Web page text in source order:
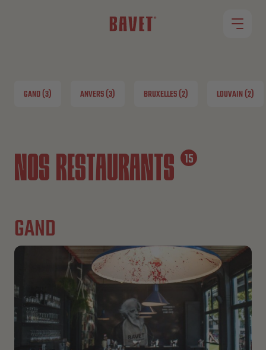
ROLLET
JOBS
FR
NOS RESTAURANTS 15
GAND (3) ANVERS (3) BRUXELLES (2) LOUVAIN (2)
GAND